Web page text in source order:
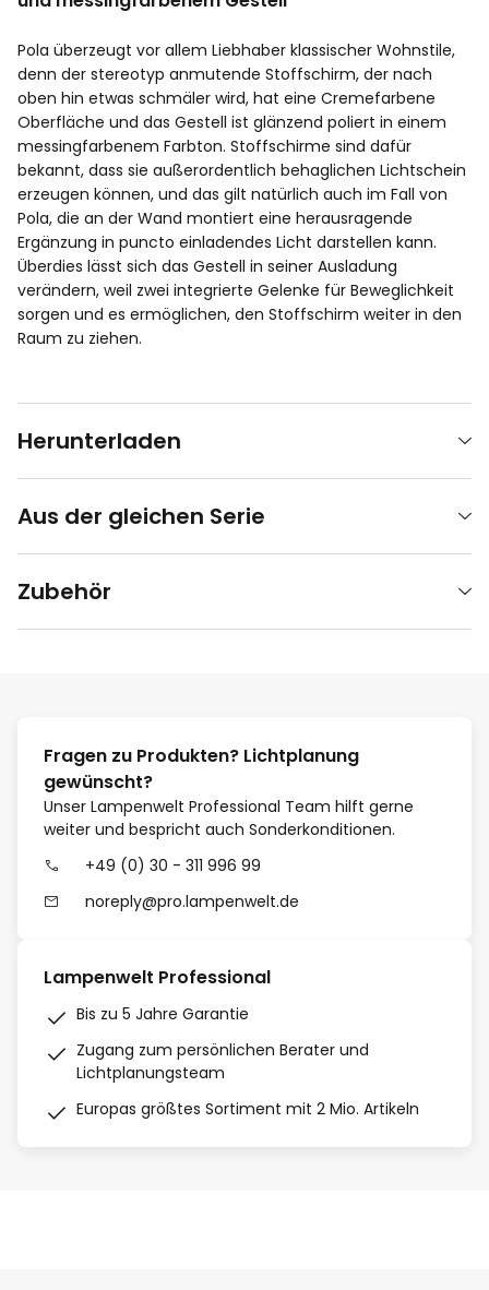
Pola überzeugt vor allem Liebhaber klassischer Wohnstile,
denn der stereotyp anmutende Stoffschirm, der nach
oben hin etwas schmäler wird, hat eine Cremefarbene
Oberfläche und das Gestell ist glänzend poliert in einem
messingfarbenem Farbton. Stoffschirme sind dafür
bekannt, dass sie außerordentlich behaglichen Lichtschein
erzeugen können, und das gilt natürlich auch im Fall von
Pola, die an der Wand montiert eine herausragende
Ergänzung in puncto einladendes Licht darstellen kann.
Überdies lässt sich das Gestell in seiner Ausladung
verändern, weil zwei integrierte Gelenke für Beweglichkeit
sorgen und es ermöglichen, den Stoffschirm weiter in den
Raum zu ziehen.
Herunterladen
Aus der gleichen Serie
Zubehör
Fragen zu Produkten? Lichtplanung
gewünscht?
Unser Lampenwelt Professional Team hilft gerne
weiter und bespricht auch Sonderkonditionen.
+49 (0) 30 - 311 996 99
noreply@pro.lampenwelt.de
Lampenwelt Professional
Bis zu 5 Jahre Garantie
Zugang zum persönlichen Berater und
Lichtplanungsteam
Europas größtes Sortiment mit 2 Mio. Artikeln